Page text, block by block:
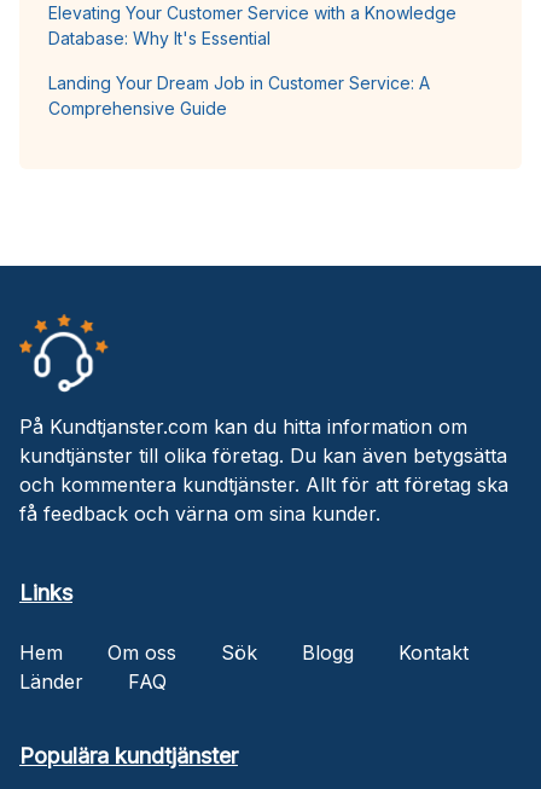
Elevating Your Customer Service with a Knowledge
Database: Why It's Essential
Landing Your Dream Job in Customer Service: A
Comprehensive Guide
På Kundtjanster.com kan du hitta information om
kundtjänster till olika företag. Du kan även betygsätta
och kommentera kundtjänster. Allt för att företag ska
få feedback och värna om sina kunder.
Links
Hem Om oss Sök Blogg
Kontakt
Länder
FAQ
Populära kundtjänster